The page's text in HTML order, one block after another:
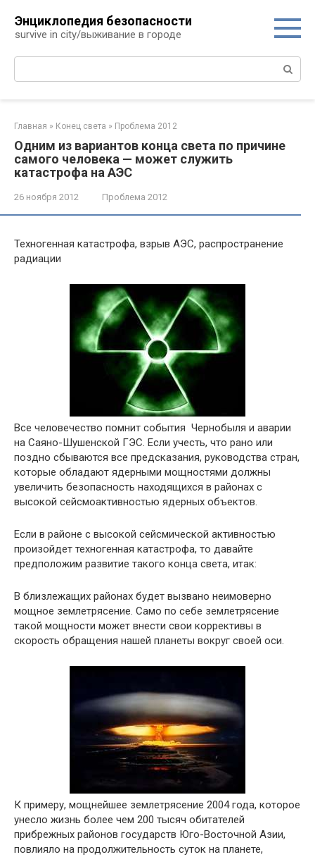
контенту
Энциклопедия безопасности
survive in city/выживание в городе
Поиск:
Главная » Конец света » Проблема 2012
Одним из вариантов конца света по причине
самого человека — может служить
катастрофа на АЭС
26 ноября 2012 Проблема 2012
Техногенная катастрофа, взрыв АЭС, распространение
радиации
Все человечество помнит события Чернобыля и аварии
на Саяно-Шушенской ГЭС. Если учесть, что рано или
поздно сбываются все предсказания, руководства стран,
которые обладают ядерными мощностями должны
увеличить безопасность находящихся в районах с
высокой сейсмоактивностью ядерных объектов.
Если в районе с высокой сейсмической активностью
произойдет техногенная катастрофа, то давайте
предположим развитие такого конца света, итак:
В близлежащих районах будет вызвано неимоверно
мощное землетрясение. Само по себе землетрясение
такой мощности может внести свои коррективы в
скорость обращения нашей планеты вокруг своей оси.
К примеру, мощнейшее землетрясение 2004 года, которое
унесло жизнь более чем 200 тысяч обитателей
прибрежных районов государств Юго-Восточной Азии,
повлияло на продолжительность суток на планете,